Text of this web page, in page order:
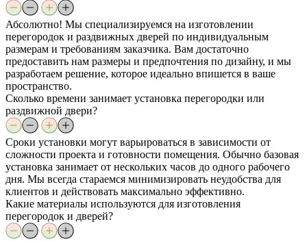
Абсолютно! Мы специализируемся на изготовлении
перегородок и раздвижных дверей по индивидуальным
размерам и требованиям заказчика. Вам достаточно
предоставить нам размеры и предпочтения по дизайну, и мы
разработаем решение, которое идеально впишется в ваше
пространство.
Сколько времени занимает установка перегородки или
раздвижной двери?
Сроки установки могут варьироваться в зависимости от
сложности проекта и готовности помещения. Обычно базовая
установка занимает от нескольких часов до одного рабочего
дня. Мы всегда стараемся минимизировать неудобства для
клиентов и действовать максимально эффективно.
Какие материалы используются для изготовления
перегородок и дверей?